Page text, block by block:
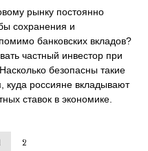
рынку постоянно
сохранения и
банковских вкладов?
частный инвестор при
безопасны такие
куда россияне вкладывают
ставок в экономике.
2